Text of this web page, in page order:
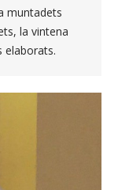
muntadets
la vintena
elaborats.